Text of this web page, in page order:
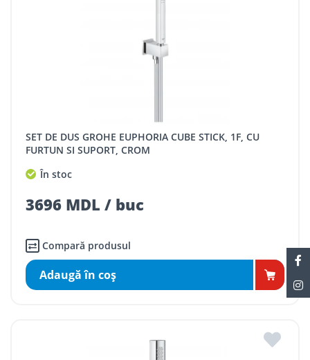
SET DE DUS GROHE EUPHORIA CUBE STICK, 1F, CU
FURTUN SI SUPORT, CROM
În stoc
3696 MDL / buc
Compară produsul
Adaugă în coş